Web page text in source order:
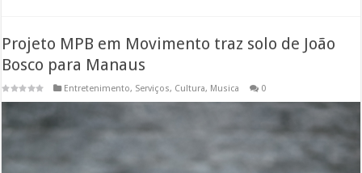
Projeto MPB em Movimento traz solo de João
Bosco para Manaus
Entretenimento, Serviços, Cultura, Musica 0